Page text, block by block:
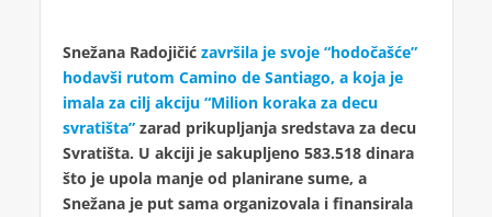
Snežana Radojičić završila je svoje “hodočašće”
hodavši rutom Camino de Santiago, a koja je
imala za cilj akciju “Milion koraka za decu
svratišta”zarad prikupljanja sredstava za decu
Svratišta. U akciji je sakupljeno 583.518 dinara
što je upola manje od planirane sume, a
Snežana je put sama organizovala i finansirala